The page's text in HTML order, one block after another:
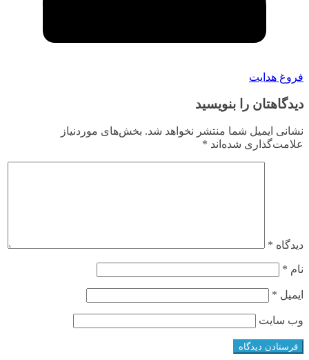
فروغ هدایت
دیدگاهتان را بنویسید
نشانی ایمیل شما منتشر نخواهد شد. بخش‌های موردنیاز
علامت‌گذاری شده‌اند *
دیدگاه *
نام *
ایمیل *
وب‌ سایت